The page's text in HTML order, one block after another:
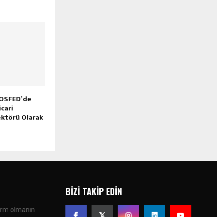
Olarak
olmanın
BIZI TAKIP EDIN